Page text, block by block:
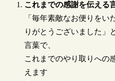
これまでの感謝を伝える
「毎年素敵なお便りをい
りがとうございました」
言葉で、
これまでのやり取りへの
えます